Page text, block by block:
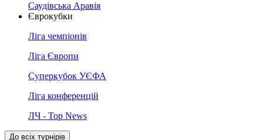
Саудівська Аравія
Єврокубки
Ліга чемпіонів
Ліга Європи
Суперкубок УЄФА
Ліга конференцій
ЛЧ - Top News
До всіх турнірів